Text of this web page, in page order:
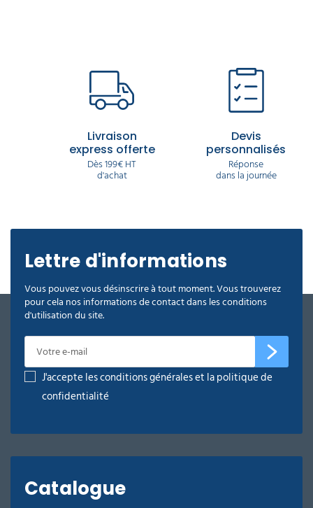
Livraison
express offerte
Dès 199€ HT
d'achat
Devis
personnalisés
Réponse
dans la journée
Lettre d'informations
Vous pouvez vous désinscrire à tout moment. Vous trouverez
pour cela nos informations de contact dans les conditions
d'utilisation du site.
J'accepte les conditions générales et la politique de
confidentialité
Catalogue